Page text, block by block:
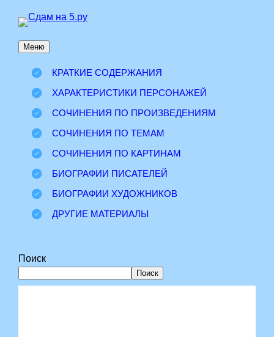
Перейти
содержимому
Меню
КРАТКИЕ СОДЕРЖАНИЯ
ХАРАКТЕРИСТИКИ ПЕРСОНАЖЕЙ
СОЧИНЕНИЯ ПО ПРОИЗВЕДЕНИЯМ
СОЧИНЕНИЯ ПО ТЕМАМ
СОЧИНЕНИЯ ПО КАРТИНАМ
БИОГРАФИИ ПИСАТЕЛЕЙ
БИОГРАФИИ ХУДОЖНИКОВ
ДРУГИЕ МАТЕРИАЛЫ
Поиск
Поиск